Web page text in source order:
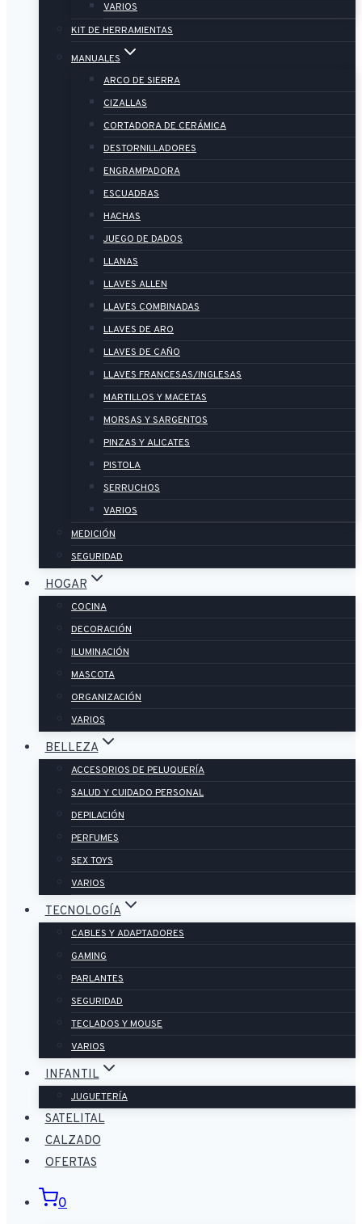
VARIOS
KIT DE HERRAMIENTAS
MANUALES
ARCO DE SIERRA
CIZALLAS
CORTADORA DE CERÁMICA
DESTORNILLADORES
ENGRAMPADORA
ESCUADRAS
HACHAS
JUEGO DE DADOS
LLANAS
LLAVES ALLEN
LLAVES COMBINADAS
LLAVES DE ARO
LLAVES DE CAÑO
LLAVES FRANCESAS/INGLESAS
MARTILLOS Y MACETAS
MORSAS Y SARGENTOS
PINZAS Y ALICATES
PISTOLA
SERRUCHOS
VARIOS
MEDICIÓN
SEGURIDAD
HOGAR
COCINA
DECORACIÓN
ILUMINACIÓN
MASCOTA
ORGANIZACIÓN
VARIOS
BELLEZA
ACCESORIOS DE PELUQUERÍA
SALUD Y CUIDADO PERSONAL
DEPILACIÓN
PERFUMES
SEX TOYS
VARIOS
TECNOLOGÍA
CABLES Y ADAPTADORES
GAMING
PARLANTES
SEGURIDAD
TECLADOS Y MOUSE
VARIOS
INFANTIL
JUGUETERÍA
SATELITAL
CALZADO
OFERTAS
0